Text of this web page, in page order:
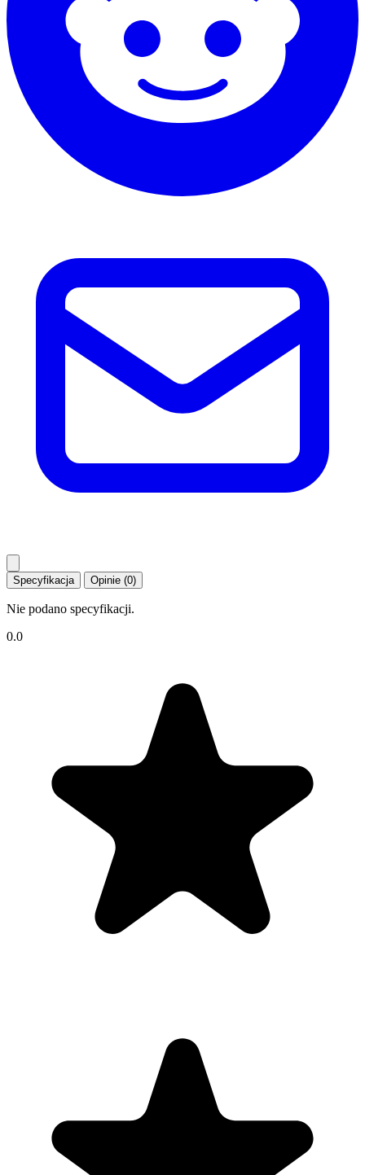
Specyfikacja Opinie (0)
Nie podano specyfikacji.
0.0